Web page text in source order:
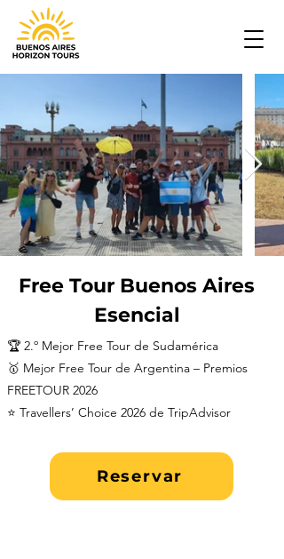
Free Tour Buenos Aires
Esencial
🏆 2.º Mejor Free Tour de Sudamérica
🥇 Mejor Free Tour de Argentina – Premios
FREETOUR 2026
⭐ Travellers’ Choice 2026 de TripAdvisor
Reservar